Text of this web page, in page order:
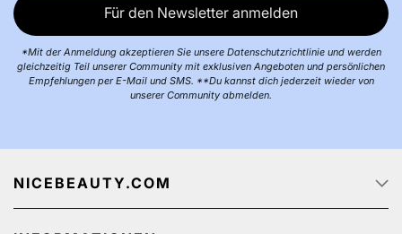
Für den Newsletter anmelden
*Mit der Anmeldung akzeptieren Sie unsere Datenschutzrichtlinie und werden
gleichzeitig Teil unserer Community mit exklusiven Angeboten und persönlichen
Empfehlungen per E-Mail und SMS. **Du kannst dich jederzeit wieder von
unserer Community abmelden.
NICEBEAUTY.COM
Startseite